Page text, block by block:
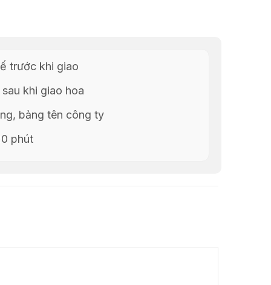
trước khi giao
khi giao hoa
bảng tên công ty
phút